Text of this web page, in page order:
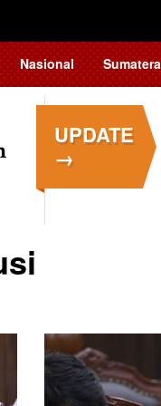
Nasional Sumatera
UPDATE
→